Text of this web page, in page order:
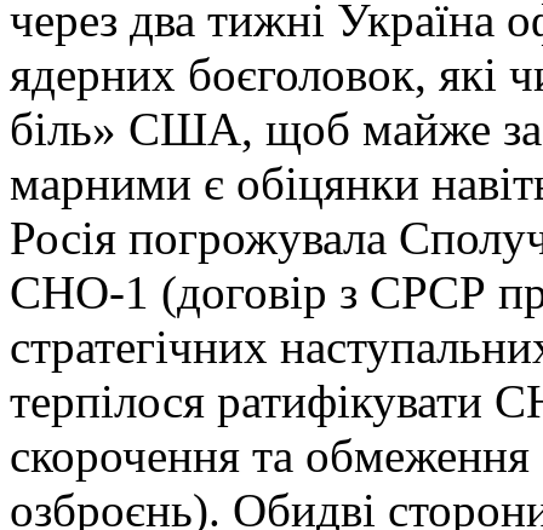
через два тижні Україна
ядерних боєголовок, які
біль» США, щоб майже за
марними є обіцянки
Росія погрожувала
СНО-1 (договір з СРСР
стратегічних
терпілося ратифікувати
скорочення та обмеження
озброєнь). Обидві